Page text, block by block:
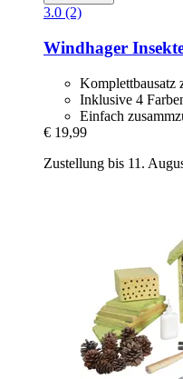
3.0 (2)
Windhager
Komplettbausatz
Inklusive 4
Einfach
€ 19,99
Zustellung bis 11.